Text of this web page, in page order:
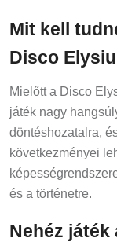
Mit kell
Disco
Mielőtt a Disco
játék nagy
döntéshozatalra,
következményei
és a történetre.
Nehéz játék